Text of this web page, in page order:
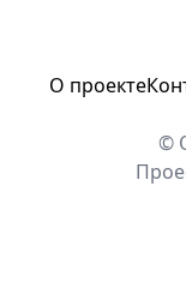
О проекте
©